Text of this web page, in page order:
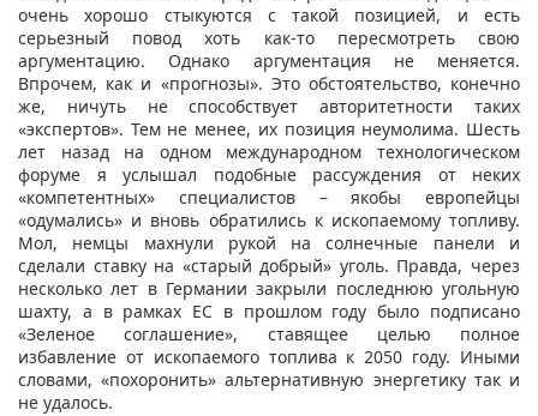
очень хорошо стыкуются с такой позицией, и есть
серьезный повод хоть как-то пересмотреть свою
аргументацию. Однако аргументация не меняется.
Впрочем, как и «прогнозы». Это обстоятельство, конечно
же, ничуть не способствует авторитетности таких
«экспертов». Тем не менее, их позиция неумолима. Шесть
лет назад на одном международном технологическом
форуме я услышал подобные рассуждения от неких
«компетентных» специалистов – якобы европейцы
«одумались» и вновь обратились к ископаемому топливу.
Мол, немцы махнули рукой на солнечные панели и
сделали ставку на «старый добрый» уголь. Правда, через
несколько лет в Германии закрыли последнюю угольную
шахту, а в рамках ЕС в прошлом году было подписано
«Зеленое соглашение», ставящее целью полное
избавление от ископаемого топлива к 2050 году. Иными
словами, «похоронить» альтернативную энергетику так и
не удалось.